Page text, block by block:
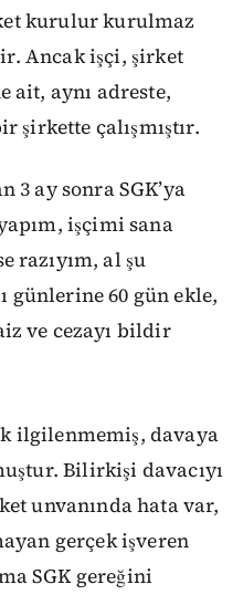
kurulur kurulmaz
Ancak işçi, şirket
ait, aynı adreste,
şirkette çalışmıştır.
3 ay sonra SGK’ya
işçimi sana
razıyım, al şu
günlerine 60 gün ekle,
ve cezayı bildir
ilgilenmemiş, davaya
Bilirkişi davacıyı
unvanında hata var,
gerçek işveren
SGK gereğini